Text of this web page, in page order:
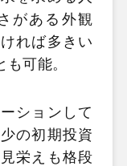
がある外観
れば多きい
可能。
ションして
の初期投資
栄えも格段